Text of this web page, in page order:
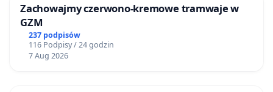
Zachowajmy czerwono-kremowe tramwaje w
GZM
237 podpisów
116 Podpisy / 24 godzin
7 Aug 2026